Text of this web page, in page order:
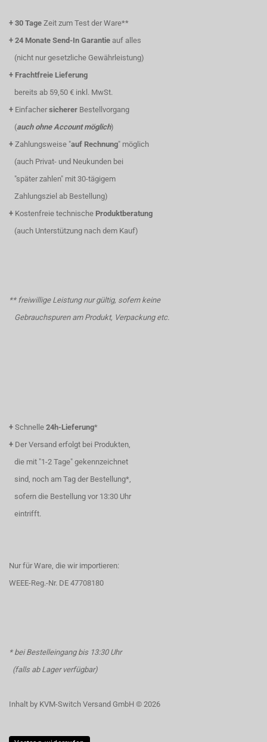
+ 30 Tage Zeit zum Test der Ware**
+ 24 Monate Send-In Garantie auf alles
(nicht nur gesetzliche Gewährleistung)
+ Frachtfreie Lieferung
bereits ab 59,50 € inkl. MwSt.
+ Einfacher sicherer Bestellvorgang
(auch ohne Account möglich)
+ Zahlungsweise "auf Rechnung" möglich
(auch Privat- und Neukunden bei
"später zahlen" mit 30-tägigem
Zahlungsziel ab Bestellung)
+ Kostenfreie technische Produktberatung
(auch Unterstützung nach dem Kauf)
** freiwillige Leistung nur gültig, sofern keine
Gebrauchspuren am Produkt, Verpackung etc.
+ Schnelle 24h-Lieferung*
+ Der Versand erfolgt bei Produkten,
die mit "1-2 Tage" gekennzeichnet
sind, noch am Tag der Bestellung*,
sofern die Bestellung vor 13:30 Uhr
eintrifft.
Nur für Ware, die wir importieren:
WEEE-Reg.-Nr. DE 47708180
* bei Bestelleingang bis 13:30 Uhr
(falls ab Lager verfügbar)
Inhalt by KVM-Switch Versand GmbH © 2026